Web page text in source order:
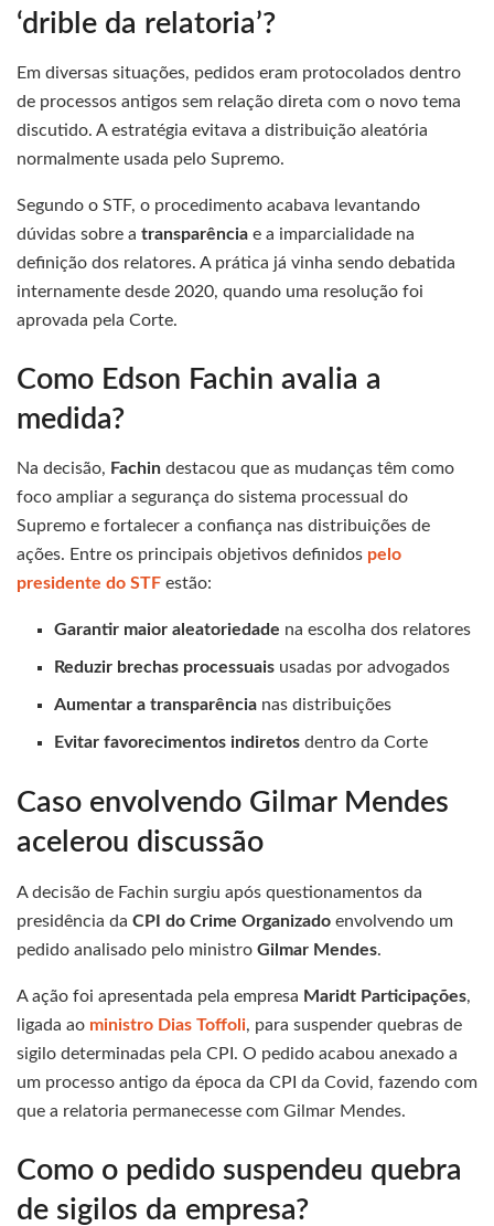
‘drible da relatoria’?
Em diversas situações, pedidos eram protocolados dentro
de processos antigos sem relação direta com o novo tema
discutido. A estratégia evitava a distribuição aleatória
normalmente usada pelo Supremo.
Segundo o STF, o procedimento acabava levantando
dúvidas sobre a transparência e a imparcialidade na
definição dos relatores. A prática já vinha sendo debatida
internamente desde 2020, quando uma resolução foi
aprovada pela Corte.
Como Edson Fachin avalia a
medida?
Na decisão, Fachin destacou que as mudanças têm como
foco ampliar a segurança do sistema processual do
Supremo e fortalecer a confiança nas distribuições de
ações. Entre os principais objetivos definidos pelo
presidente do STF estão:
Garantir maior aleatoriedade na escolha dos relatores
Reduzir brechas processuais usadas por advogados
Aumentar a transparência nas distribuições
Evitar favorecimentos indiretos dentro da Corte
Caso envolvendo Gilmar Mendes
acelerou discussão
A decisão de Fachin surgiu após questionamentos da
presidência da CPI do Crime Organizado envolvendo um
pedido analisado pelo ministro Gilmar Mendes.
A ação foi apresentada pela empresa Maridt Participações,
ligada ao ministro Dias Toffoli, para suspender quebras de
sigilo determinadas pela CPI. O pedido acabou anexado a
um processo antigo da época da CPI da Covid, fazendo com
que a relatoria permanecesse com Gilmar Mendes.
Como o pedido suspendeu quebra
de sigilos da empresa?